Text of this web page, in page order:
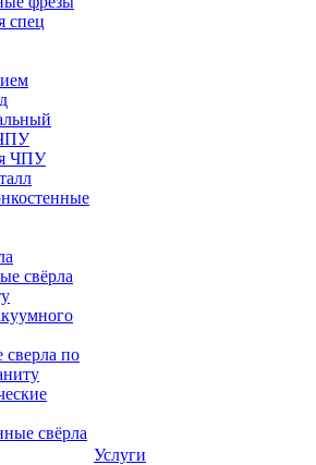
спец
ЧПУ
свёрла
по
свёрла
Услуги